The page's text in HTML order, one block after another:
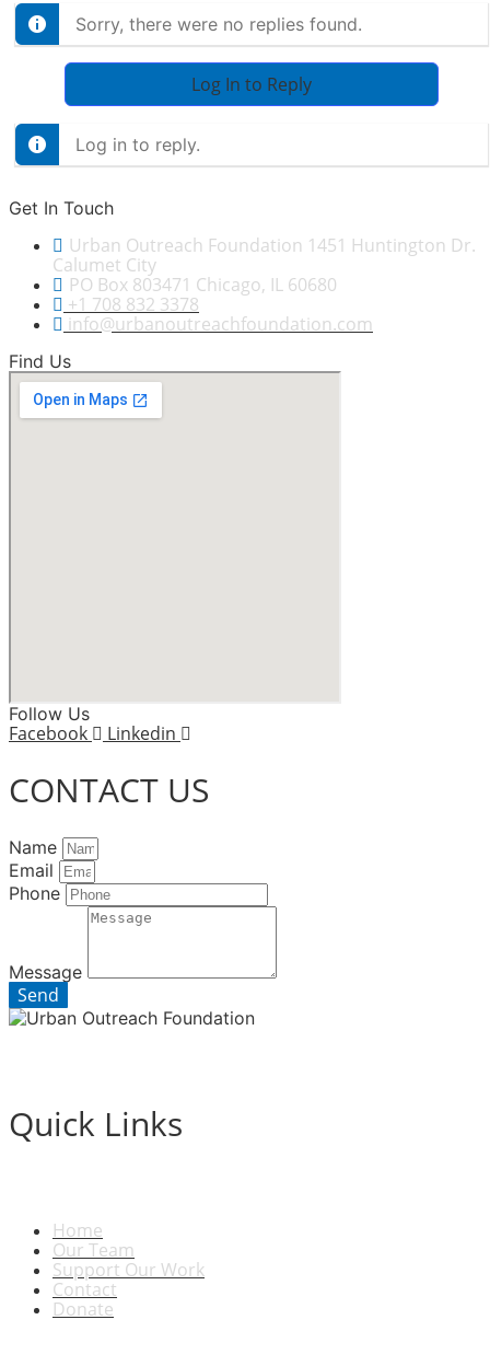
Sorry, there were no replies found.
Log In to Reply
Log in to reply.
Get In Touch
Urban Outreach Foundation 1451 Huntington Dr.
Calumet City
PO Box 803471 Chicago, IL 60680
+1 708 832 3378
info@urbanoutreachfoundation.com
Find Us
Follow Us
Facebook Linkedin
CONTACT US
Name
Email
Phone
Message
Send
Quick Links
Home
Our Team
Support Our Work
Contact
Donate